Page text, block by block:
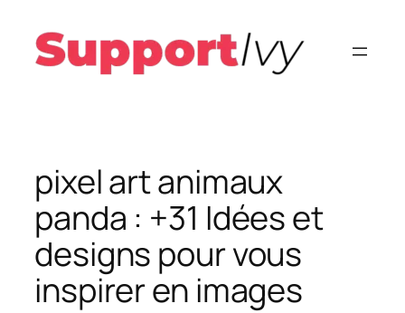
contenu
pixel art animaux
panda : +31 Idées et
designs pour vous
inspirer en images